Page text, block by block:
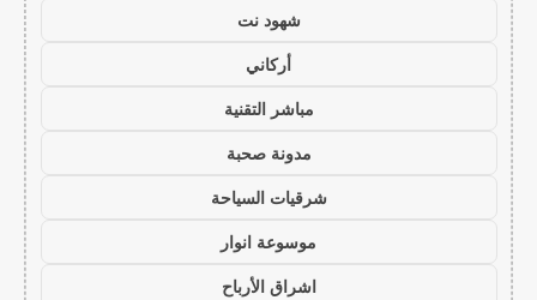
شهود نت
أركاني
مباشر التقنية
مدونة صحبة
شرقيات السياحة
موسوعة انوار
اشراق الأرباح